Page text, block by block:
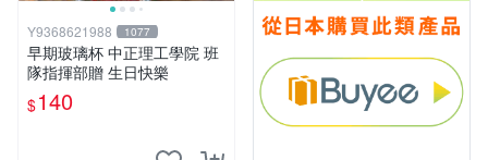
Y9368621988 1077
早期玻璃杯 中正理工學院 班
隊指揮部贈 生日快樂
$140